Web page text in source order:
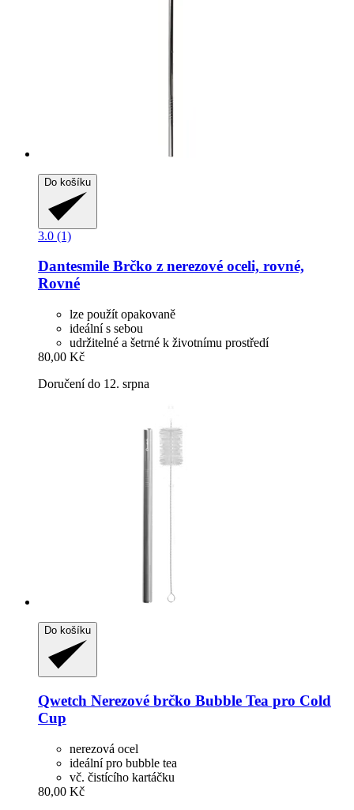
Do košíku
3.0 (1)
Dantesmile Brčko z nerezové oceli, rovné,
Rovné
lze použít opakovaně
ideální s sebou
udržitelné a šetrné k životnímu prostředí
80,00 Kč
Doručení do 12. srpna
Do košíku
Qwetch Nerezové brčko Bubble Tea pro Cold
Cup
nerezová ocel
ideální pro bubble tea
vč. čistícího kartáčku
80,00 Kč